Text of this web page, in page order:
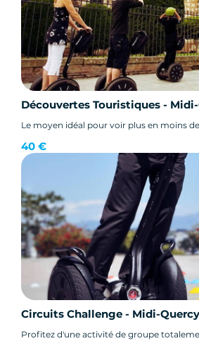
Découvertes Touristiques -
Le moyen idéal pour voir plus en moins
40 €
Circuits Challenge - Midi-Quercy
Profitez d'une activité de groupe